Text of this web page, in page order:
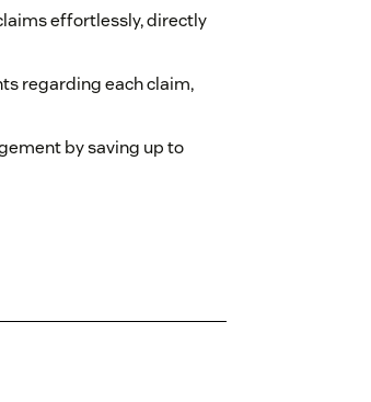
effortlessly, directly
regarding each claim,
by saving up to